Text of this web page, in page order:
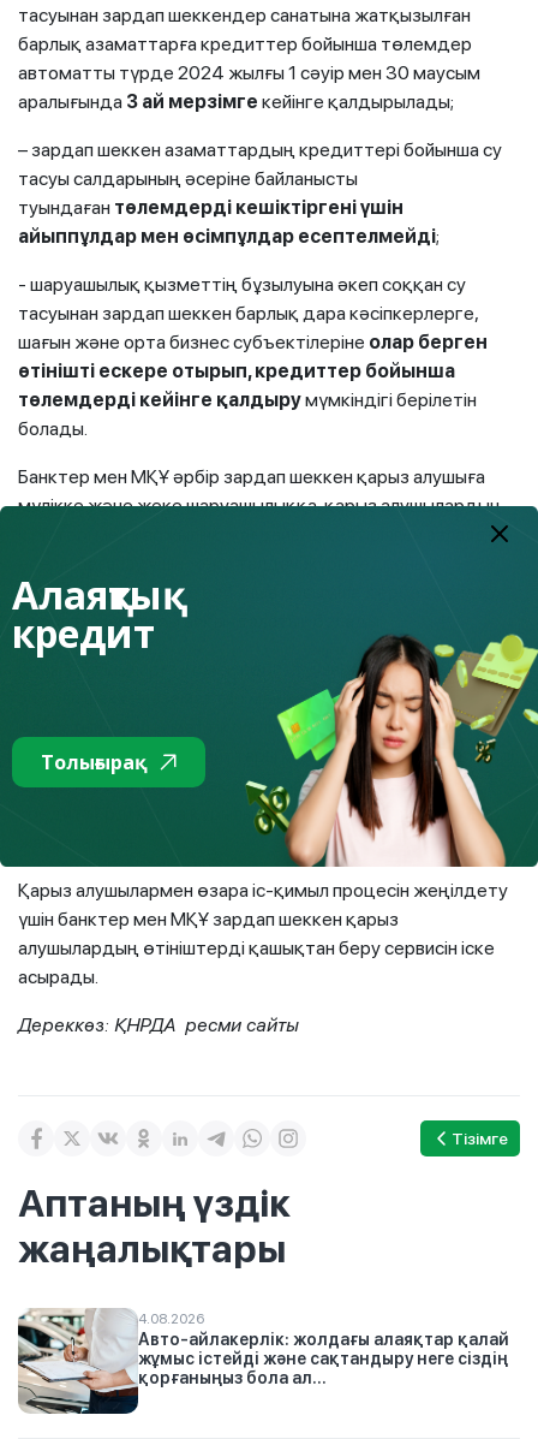
тасуынан зардап шеккендер санатына жатқызылған
барлық азаматтарға кредиттер бойынша төлемдер
автоматты түрде 2024 жылғы 1 сәуір мен 30 маусым
аралығында 3 ай мерзімге кейінге қалдырылады;
– зардап шеккен азаматтардың кредиттері бойынша су
тасуы салдарының әсеріне байланысты
туындаған төлемдерді кешіктіргені үшін
айыппұлдар мен өсімпұлдар есептелмейді;
- шаруашылық қызметтің бұзылуына әкеп соққан су
тасуынан зардап шеккен барлық дара кәсіпкерлерге,
шағын және орта бизнес субъектілеріне олар берген
өтінішті ескере отырып, кредиттер бойынша
төлемдерді кейінге қалдырумүмкіндігі берілетін
болады.
Банктер мен МҚҰ әрбір зардап шеккен қарыз алушыға
мүлікке және жеке шаруашылыққа, қарыз алушылардың
кірістері мен қаржылық жағдайына келтірілген залалдың
негізінде кредиттер бойынша қосымша дербес қолдау
көрсету шаралары айқындалатын болады.
Қарыз алушыларға көмек көрсету шаралары туралы
зардап шеккен азаматтар мен кәсіпкерлерге хабарлау
мақсатында әлеуметтік желілердегі кредиттік
ұйымдардың ресми сайттары мен аккаунттарында тиісті
өтініштерді берудің нақты алгоритмдері және
кредиттерді қайта құрылымдауды жүргізу тәртібі
Қарыз алушылармен өзара іс-қимыл процесін жеңілдету
үшін банктер мен МҚҰ зардап шеккен қарыз
алушылардың өтініштерді қашықтан беру сервисін іске
асырады.
Дереккөз: ҚНРДА ресми сайты
Тізімге
Аптаның үздік
жаңалықтары
4.08.2026
Авто-айлакерлік: жолдағы алаяқтар қалай
жұмыс істейді және сақтандыру неге сіздің
қорғаныңыз бола ал...
Алаяқтық
кредит
Толығырақ